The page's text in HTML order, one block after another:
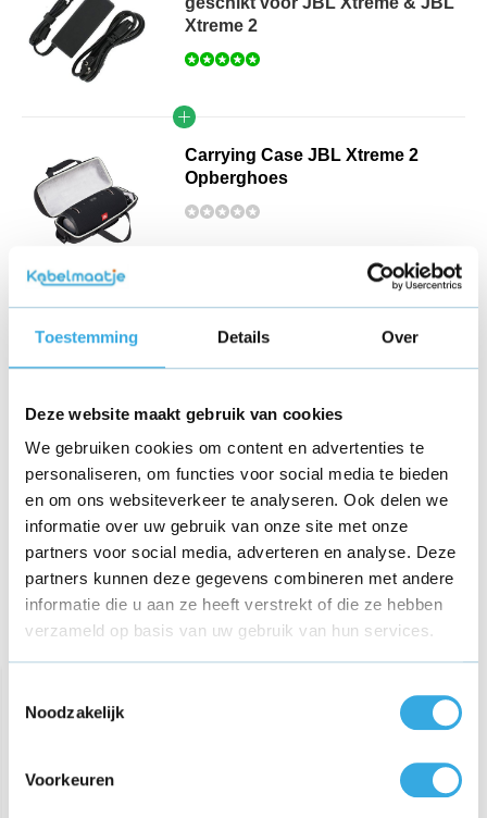
Toestemming Details Over
Deze website maakt gebruik van cookies
We gebruiken cookies om content en advertenties te
personaliseren, om functies voor social media te bieden
en om ons websiteverkeer te analyseren. Ook delen we
informatie over uw gebruik van onze site met onze
partners voor social media, adverteren en analyse. Deze
partners kunnen deze gegevens combineren met andere
informatie die u aan ze heeft verstrekt of die ze hebben
verzameld op basis van uw gebruik van hun services.
Noodzakelijk
Voorkeuren
Xtreme 2
Carrying Case JBL Xtreme 2
Opberghoes
Opberghoes
Normaal:
€ 55,90
Je bespaart:(10% Korting) € 4,99
Totaalbedrag: € 50,91
TIP!
Niet op voorraad
Gerelateerde producten